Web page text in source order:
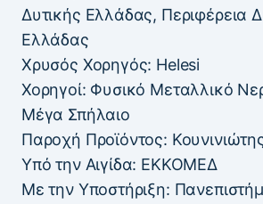
Δυτικής Ελλάδας, Περιφέρεια
Ελλάδας
Χρυσός Χορηγός: Helesi
Χορηγοί: Φυσικό Μεταλλικό
Μέγα Σπήλαιο
Παροχή Προϊόντος:
Υπό την Αιγίδα: ΕΚΚΟΜΕΔ
Με την Υποστήριξη: